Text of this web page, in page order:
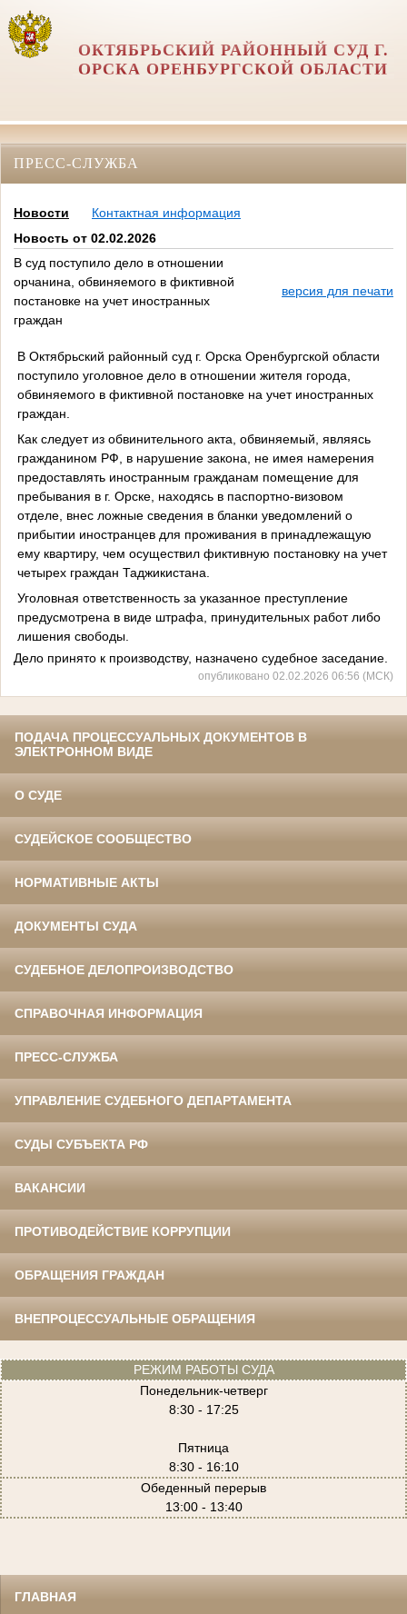
ОКТЯБРЬСКИЙ РАЙОННЫЙ СУД Г.
ОРСКА ОРЕНБУРГСКОЙ ОБЛАСТИ
ПРЕСС-СЛУЖБА
Новости
Контактная информация
Новость от 02.02.2026
В суд поступило дело в отношении
орчанина, обвиняемого в фиктивной
постановке на учет иностранных
граждан
версия для печати
В Октябрьский районный суд г. Орска Оренбургской области
поступило уголовное дело в отношении жителя города,
обвиняемого в фиктивной постановке на учет иностранных
граждан.
Как следует из обвинительного акта, обвиняемый, являясь
гражданином РФ, в нарушение закона, не имея намерения
предоставлять иностранным гражданам помещение для
пребывания в г. Орске, находясь в паспортно-визовом
отделе, внес ложные сведения в бланки уведомлений о
прибытии иностранцев для проживания в принадлежащую
ему квартиру, чем осуществил фиктивную постановку на учет
четырех граждан Таджикистана.
Уголовная ответственность за указанное преступление
предусмотрена в виде штрафа, принудительных работ либо
лишения свободы.
Дело принято к производству, назначено судебное заседание.
опубликовано 02.02.2026 06:56 (МСК)
ПОДАЧА ПРОЦЕССУАЛЬНЫХ ДОКУМЕНТОВ В
ЭЛЕКТРОННОМ ВИДЕ
О СУДЕ
СУДЕЙСКОЕ СООБЩЕСТВО
НОРМАТИВНЫЕ АКТЫ
ДОКУМЕНТЫ СУДА
СУДЕБНОЕ ДЕЛОПРОИЗВОДСТВО
СПРАВОЧНАЯ ИНФОРМАЦИЯ
ПРЕСС-СЛУЖБА
УПРАВЛЕНИЕ СУДЕБНОГО ДЕПАРТАМЕНТА
СУДЫ СУБЪЕКТА РФ
ВАКАНСИИ
ПРОТИВОДЕЙСТВИЕ КОРРУПЦИИ
ОБРАЩЕНИЯ ГРАЖДАН
ВНЕПРОЦЕССУАЛЬНЫЕ ОБРАЩЕНИЯ
РЕЖИМ РАБОТЫ СУДА
Понедельник-четверг
8:30 - 17:25
Пятница
8:30 - 16:10
Обеденный перерыв
13:00 - 13:40
ГЛАВНАЯ